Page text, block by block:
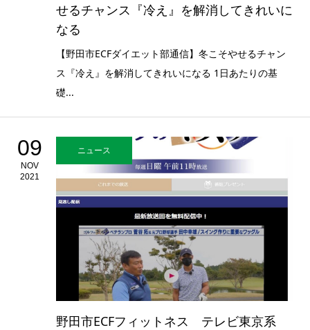
せるチャンス『冷え』を解消してきれいに
なる
【野田市ECFダイエット部通信】冬こそやせるチャン
ス『冷え』を解消してきれいになる 1日あたりの基
礎...
09
NOV
2021
ニュース
野田市ECFフィットネス テレビ東京系